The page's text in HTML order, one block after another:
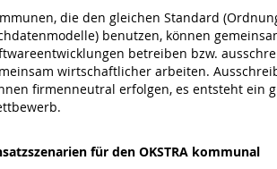
die den gleichen Standard
benutzen, können
betreiben bzw.
wirtschaftlicher arbeiten.
firmenneutral erfolgen, es entsteht ein
für den OKSTRA kommunal